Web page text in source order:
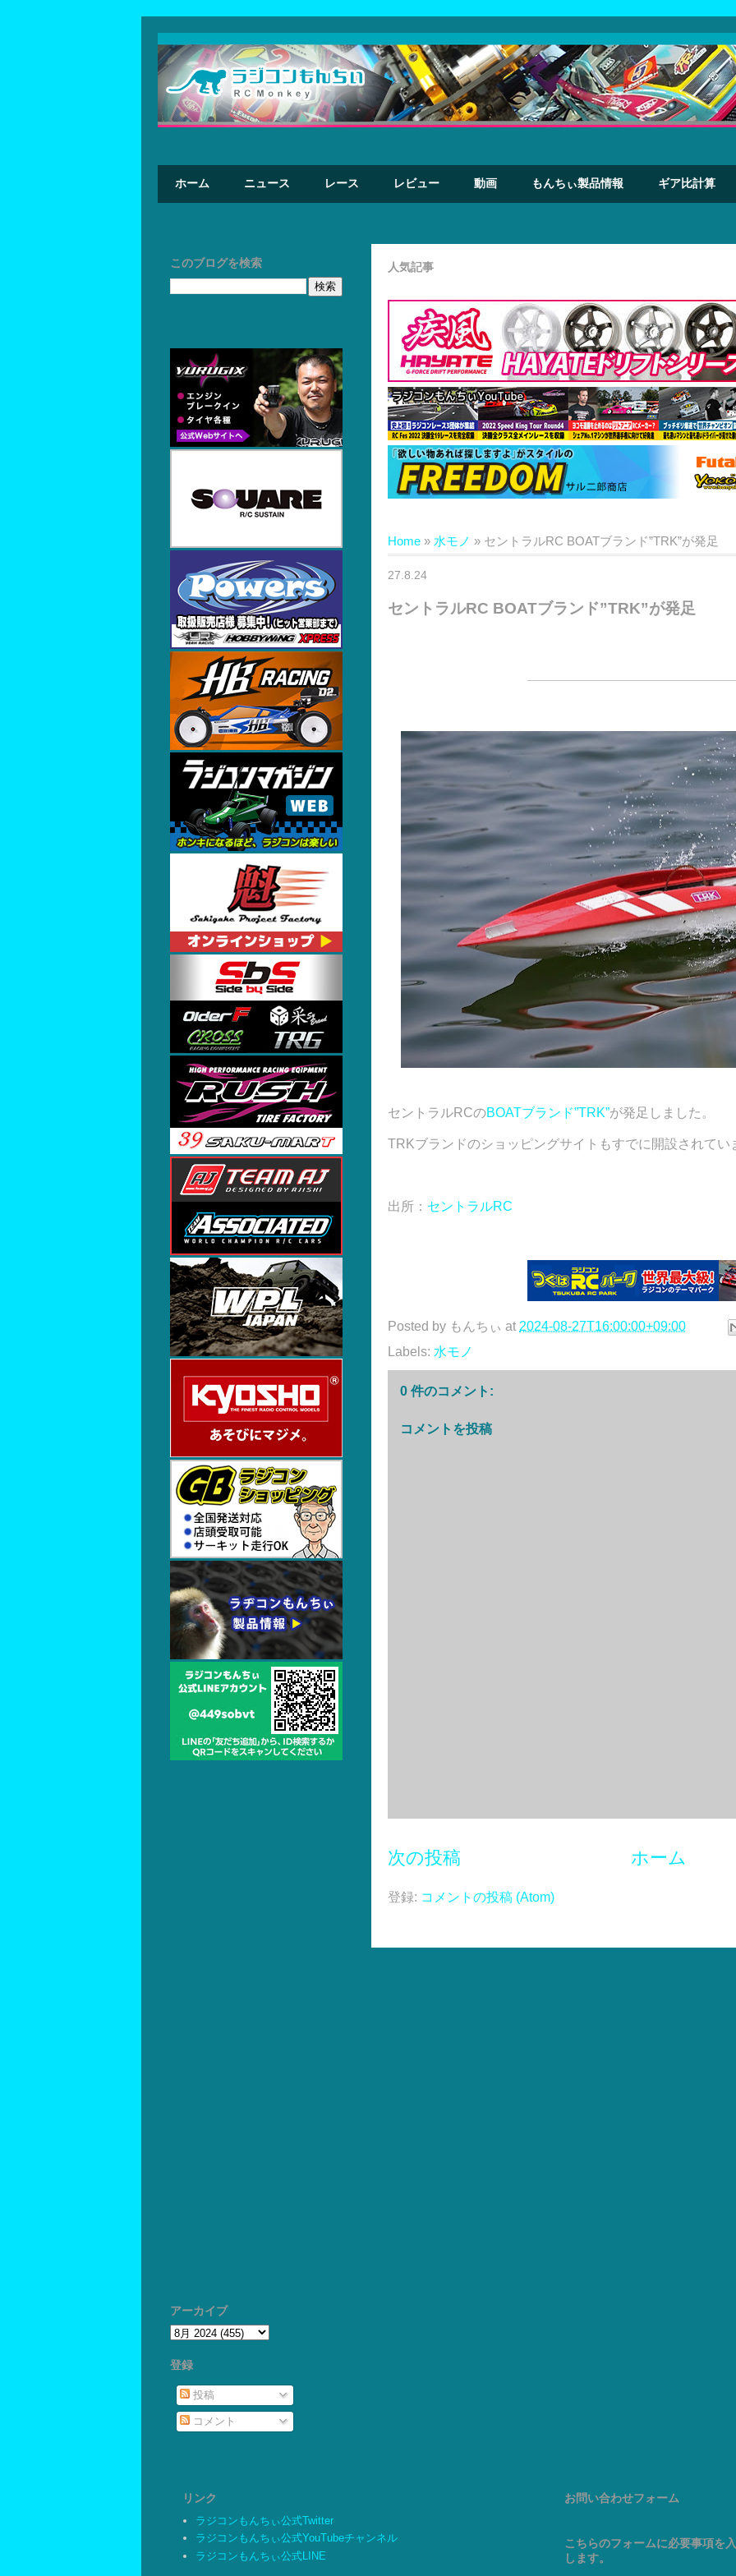
ホーム ニュース レース レビュー 動画 もんちぃ製品情報 ギア比計算
人気記事
Home » 水モノ » セントラルRC BOATブランド”TRK”が発足
27.8.24
セントラルRC BOATブランド”TRK”が発足
セントラルRCのBOATブランド”TRK”が発足しました。
TRKブランドのショッピングサイトもすでに開設されてい
出所： セントラルRC
Posted by もんちぃ at 2024-08-27T16:00:00+09:00
Labels: 水モノ
0 件のコメント:
コメントを投稿
次の投稿 ホーム
登録: コメントの投稿 (Atom)
このブログを検索
アーカイブ
登録
投稿
コメント
リンク
ラジコンもんちぃ公式Twitter
ラジコンもんちぃ公式YouTubeチャンネル
ラジコンもんちぃ公式LINE
お問い合わせフォーム
こちらのフォームに必要事項を
します。